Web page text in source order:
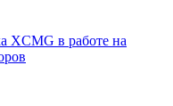
XCMG в работе на